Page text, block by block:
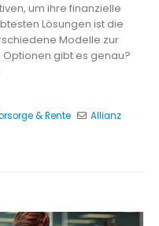
um ihre finanzielle
Lösungen ist die
Modelle zur
gibt es genau?
& Rente
Allianz